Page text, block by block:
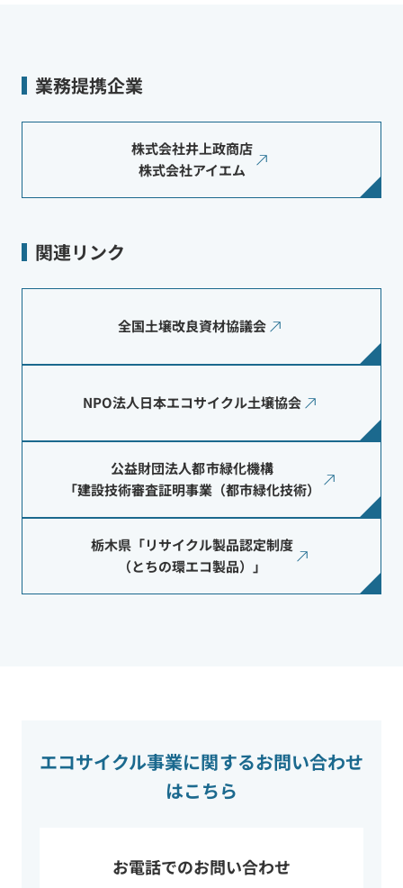
業務提携企業
株式会社井上政商店
株式会社アイエム
関連リンク
全国土壌改良資材協議会
NPO法人日本エコサイクル土壌協会
公益財団法人都市緑化機構
「建設技術審査証明事業（都市緑化技術）
栃木県「リサイクル製品認定制度
（とちの環エコ製品）」
エコサイクル事業に関するお問い合わせ
はこちら
お電話でのお問い合わせ